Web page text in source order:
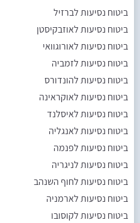
ביטוח נסיעות לברזיל
ביטוח נסיעות לאוזבקיסטן
ביטוח נסיעות לאורוגוואי
ביטוח נסיעות לזמביה
ביטוח נסיעות להונדורס
ביטוח נסיעות לאוקראינה
ביטוח נסיעות לאיסלנד
ביטוח נסיעות לאנגליה
ביטוח נסיעות לפנמה
ביטוח נסיעות לניגריה
ביטוח נסיעות לחוף השנהב
ביטוח נסיעות לארמניה
ביטוח נסיעות לקוסובו